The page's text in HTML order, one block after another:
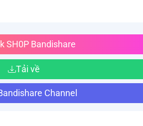
SH0P Bandishare
Tải về
Channel